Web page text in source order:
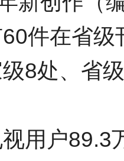
件在省
8处、省
用户89.3